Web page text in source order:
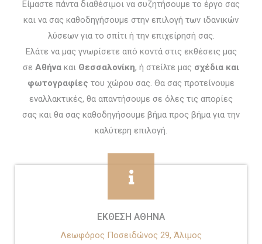
Είμαστε πάντα διαθέσιμοι να συζητήσουμε το έργο σας
και να σας καθοδηγήσουμε στην επιλογή των ιδανικών
λύσεων για το σπίτι ή την επιχείρησή σας.
Ελάτε να μας γνωρίσετε από κοντά στις εκθέσεις μας
σε Αθήνα και Θεσσαλονίκη, ή στείλτε μας σχέδια και
φωτογραφίες του χώρου σας. Θα σας προτείνουμε
εναλλακτικές, θα απαντήσουμε σε όλες τις απορίες
σας και θα σας καθοδηγήσουμε βήμα προς βήμα για την
καλύτερη επιλογή.
ΕΚΘΕΣΗ ΑΘΗΝΑ
Λεωφόρος Ποσειδώνος 29, Άλιμος